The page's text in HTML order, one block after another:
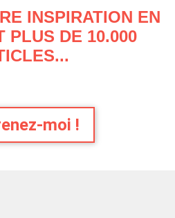
INSPIRATION EN
PLUS DE 10.000
moi !